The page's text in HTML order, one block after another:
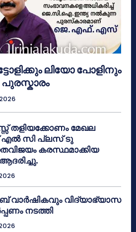
ലിയോ പോളിനും
മേഖല
എൽ സി പ്ലസ് ടു
കരസ്ഥമാക്കിയ
വാർഷികവും വിദ്യാഭ്യാസ
നടത്തി